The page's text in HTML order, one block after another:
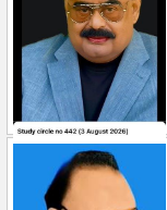
کشمیرکا کونہ کونہ لہو
لہو ہے لیکن حکومت کواس